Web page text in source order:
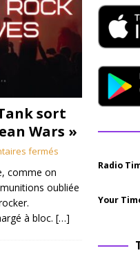
sort
Wars »
fermés
comme on
oubliée
à bloc. […]
Radio
Your